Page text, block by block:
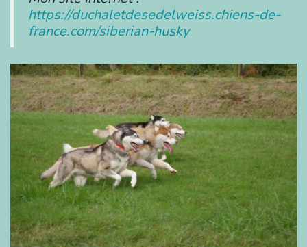
https://duchaletdesedelweiss.chiens-de-
france.com/siberian-husky